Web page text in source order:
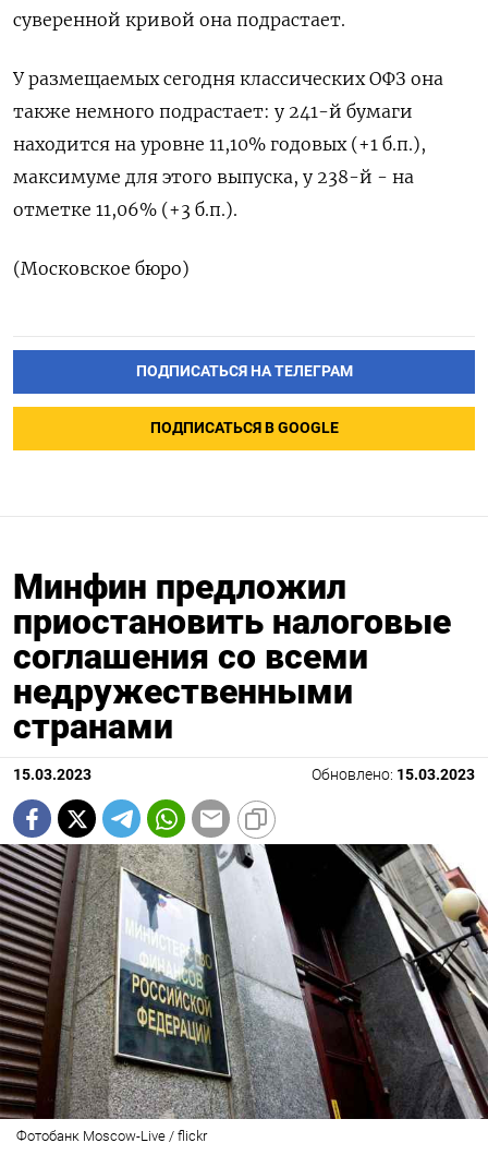
суверенной кривой она подрастает.
У размещаемых сегодня классических ОФЗ она
также немного подрастает: у 241-й бумаги
находится на уровне 11,10% годовых (+1 б.п.),
максимуме для этого выпуска, у 238-й - на
отметке 11,06% (+3 б.п.).
(Московское бюро)
ПОДПИСАТЬСЯ НА ТЕЛЕГРАМ
ПОДПИСАТЬСЯ В GOOGLE
Минфин предложил
приостановить налоговые
соглашения со всеми
недружественными
странами
15.03.2023 Обновлено: 15.03.2023
Фотобанк Moscow-Live / flickr